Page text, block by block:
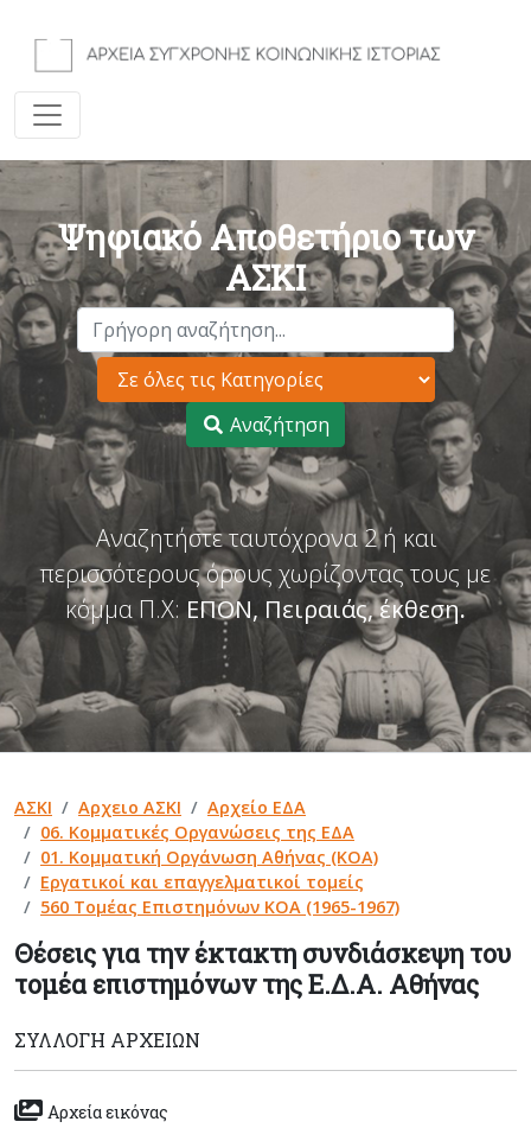
Ψηφιακό Αποθετήριο των
ΑΣΚΙ
Αναζήτηση
Αναζητήστε ταυτόχρονα 2 ή και
περισσότερους όρους χωρίζοντας τους με
κόμμα Π.Χ: ΕΠΟΝ, Πειραιάς, έκθεση.
ΑΣΚΙ Αρχειο ΑΣΚΙ
Αρχείο ΕΔΑ
06. Κομματικές Οργανώσεις της ΕΔΑ
01. Κομματική Οργάνωση Αθήνας (ΚΟΑ)
Εργατικοί και επαγγελματικοί τομείς
560 Τομέας Επιστημόνων ΚΟΑ (1965-1967)
Θέσεις για την έκτακτη συνδιάσκεψη του
τομέα επιστημόνων της Ε.Δ.Α. Αθήνας
ΣΥΛΛΟΓΉ ΑΡΧΕΊΩΝ
Αρχεία εικόνας